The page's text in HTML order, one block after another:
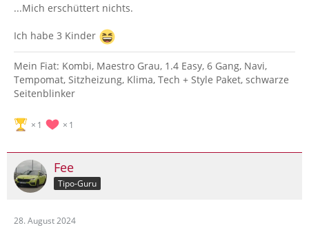
...Mich erschüttert nichts.
Ich habe 3 Kinder
Mein Fiat: Kombi, Maestro Grau, 1.4 Easy, 6 Gang, Navi,
Tempomat, Sitzheizung, Klima, Tech + Style Paket, schwarze
Seitenblinker
1 1
Fee
Tipo-Guru
28. August 2024